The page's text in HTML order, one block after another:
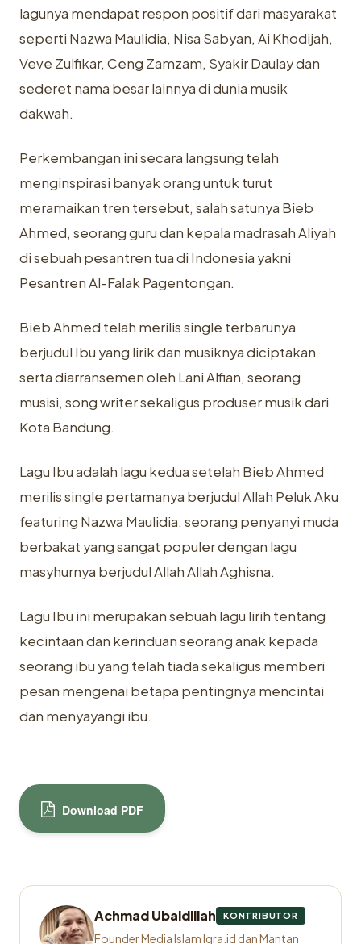
lagunya mendapat respon positif dari masyarakat
seperti Nazwa Maulidia, Nisa Sabyan, Ai Khodijah,
Veve Zulfikar, Ceng Zamzam, Syakir Daulay dan
sederet nama besar lainnya di dunia musik
dakwah.
Perkembangan ini secara langsung telah
menginspirasi banyak orang untuk turut
meramaikan tren tersebut, salah satunya Bieb
Ahmed, seorang guru dan kepala madrasah Aliyah
di sebuah pesantren tua di Indonesia yakni
Pesantren Al-Falak Pagentongan.
Bieb Ahmed telah merilis single terbarunya
berjudul Ibu yang lirik dan musiknya diciptakan
serta diarransemen oleh Lani Alfian, seorang
musisi, song writer sekaligus produser musik dari
Kota Bandung.
Lagu Ibu adalah lagu kedua setelah Bieb Ahmed
merilis single pertamanya berjudul Allah Peluk Aku
featuring Nazwa Maulidia, seorang penyanyi muda
berbakat yang sangat populer dengan lagu
masyhurnya berjudul Allah Allah Aghisna.
Lagu Ibu ini merupakan sebuah lagu lirih tentang
kecintaan dan kerinduan seorang anak kepada
seorang ibu yang telah tiada sekaligus memberi
pesan mengenai betapa pentingnya mencintai
dan menyayangi ibu.
Download PDF
Achmad Ubaidillah KONTRIBUTOR
Founder Media Islam Iqra.id dan Mantan